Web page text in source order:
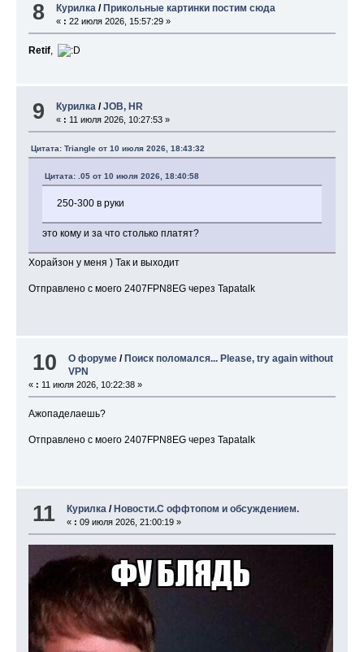
8 Курилка / Прикольные картинки постим сюда
« : 22 июля 2026, 15:57:29 »
Retif,
9 Курилка /JOB, HR
« : 11 июля 2026, 10:27:53 »
Цитата: Triangle от 10 июля 2026, 18:43:32
Цитата: .05 от 10 июля 2026, 18:40:58
250-300 в руки
это кому и за что столько платят?
Хорайзон у меня ) Так и выходит
Отправлено с моего 2407FPN8EG через Tapatalk
10 О форуме /Поиск поломался... Please, try again without
VPN
« : 11 июля 2026, 10:22:38 »
Ажопаделаешь?
Отправлено с моего 2407FPN8EG через Tapatalk
11 Курилка / Новости.С оффтопом и обсуждением.
« : 09 июля 2026, 21:00:19 »